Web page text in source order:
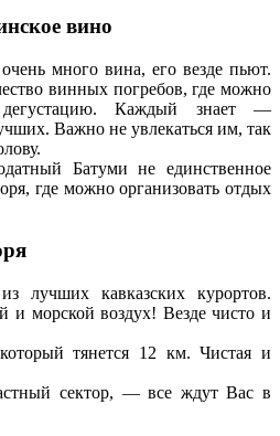
вино
много вина, его везде пьют.
винных погребов, где можно
дегустацию. Каждый знает —
Важно не увлекаться им, так
Батуми не единственное
где можно организовать отдых
лучших кавказских курортов.
и морской воздух! Везде чисто и
тянется 12 км. Чистая и
сектор, — все ждут Вас в